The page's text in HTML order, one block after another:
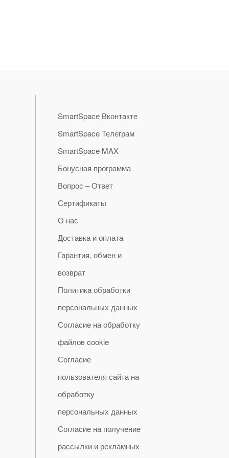
SmartSpace Вконтакте
SmartSpace Телеграм
SmartSpace MAX
Бонусная программа
Вопрос – Ответ
Сертификаты
О нас
Доставка и оплата
Гарантия, обмен и
возврат
Политика обработки
персональных данных
Согласие на обработку
файлов cookie
Согласие
пользователя сайта на
обработку
персональных данных
Согласие на получение
рассылки и рекламных